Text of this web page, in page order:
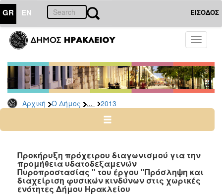
GR EN ΕΙΣΟΔΟΣ
Toggle
Αρχική Ο Δήμος ... 2013
ΔΗΜΟΣ
Διακηρύξεις
-
Δημοπρασίες
Αρχείο
2025
2023
2022
2021
Προκήρυξη πρόχειρου διαγωνισμού για την
προμήθεια υδατοδεξαμενών
Πυροπροστασίας " του έργου "Πρόσληψη και
διαχείριση φυσικών κινδύνων στις χωρικές
ενότητες Δήμου Ηρακλείου